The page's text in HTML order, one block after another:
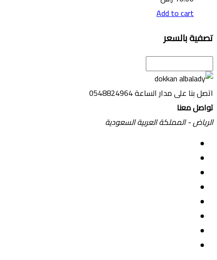
Add to cart
تصفية بالسعر
اتصل بنا على مدار الساعة0548824964
تواصل معنا
الرياض - المملكة العربية السعودية